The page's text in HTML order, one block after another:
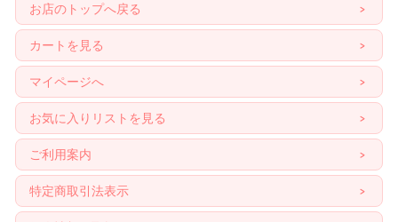
お店のトップへ戻る
カートを見る
マイページへ
お気に入りリストを見る
ご利用案内
特定商取引法表示